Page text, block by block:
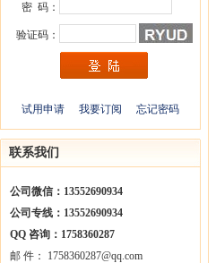
密 码：
验证码：
试用申请 我要订阅 忘记密码
联系我们
公司微信：13552690934
公司专线：13552690934
QQ 咨询：1758360287
邮 件： 1758360287@qq.com